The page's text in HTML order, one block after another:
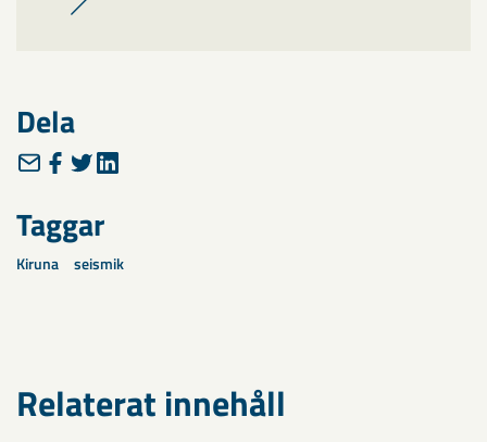
Dela
Taggar
Kiruna seismik
Relaterat innehåll